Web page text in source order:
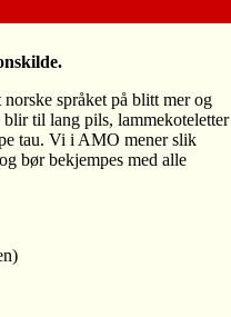
språket på blitt mer og
til lang pils, lammekoteletter
tau. Vi i AMO mener slik
bør bekjempes med alle